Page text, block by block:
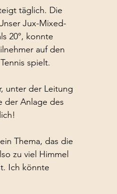
täglich. Die
Jux-Mixed-
20°, konnte
auf den
spielt.
unter der Leitung
der Anlage des
Thema, das die
zu viel Himmel
Ich könnte